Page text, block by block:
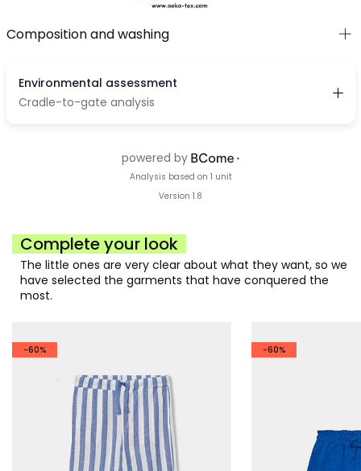
Composition and washing
Complete your look
The little ones are very clear about what they want, so we
have selected the garments that have conquered the
most.
-60% -60%